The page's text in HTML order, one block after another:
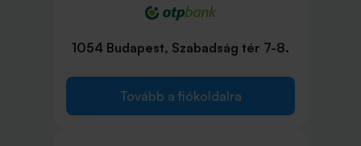
1054 Budapest, Szabadság tér 7-8.
Tovább a fiókoldalra